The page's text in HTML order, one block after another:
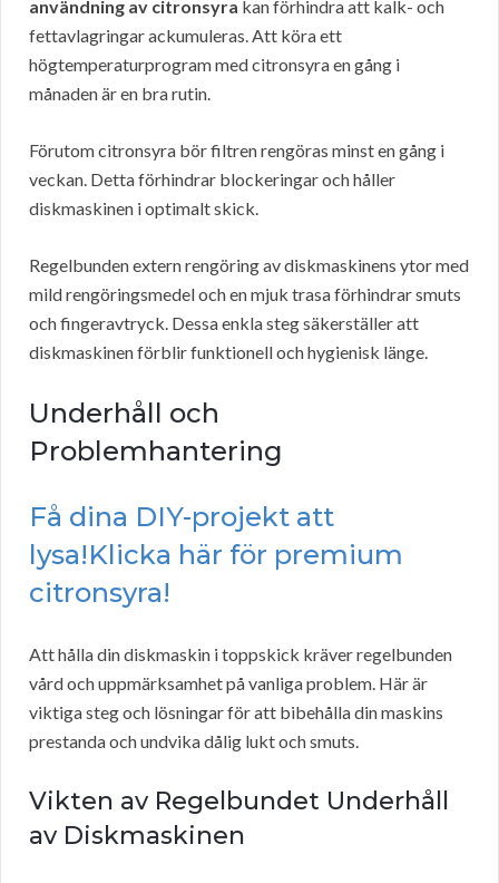
användning av citronsyra kan förhindra att kalk- och
fettavlagringar ackumuleras. Att köra ett
högtemperaturprogram med citronsyra en gång i
månaden är en bra rutin.
Förutom citronsyra bör filtren rengöras minst en gång i
veckan. Detta förhindrar blockeringar och håller
diskmaskinen i optimalt skick.
Regelbunden extern rengöring av diskmaskinens ytor med
mild rengöringsmedel och en mjuk trasa förhindrar smuts
och fingeravtryck. Dessa enkla steg säkerställer att
diskmaskinen förblir funktionell och hygienisk länge.
Underhåll och
Problemhantering
Få dina DIY-projekt att
lysa!Klicka här för premium
citronsyra!
Att hålla din diskmaskin i toppskick kräver regelbunden
vård och uppmärksamhet på vanliga problem. Här är
viktiga steg och lösningar för att bibehålla din maskins
prestanda och undvika dålig lukt och smuts.
Vikten av Regelbundet Underhåll
av Diskmaskinen